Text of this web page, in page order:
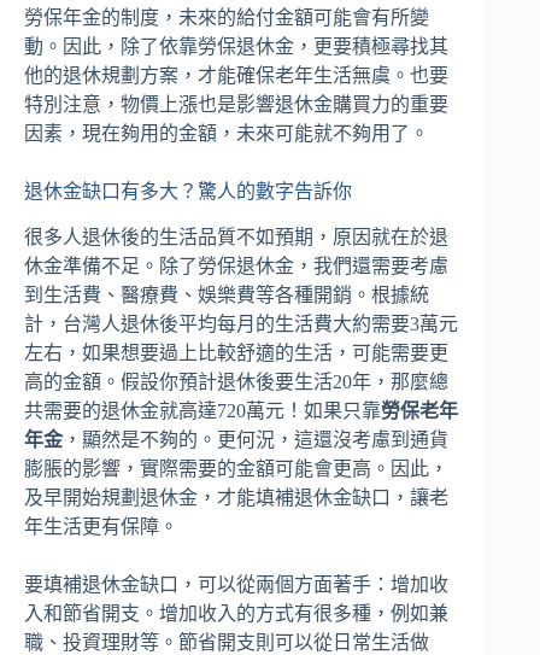
勞保年金的制度，未來的給付金額可能會有所變
動。因此，除了依靠勞保退休金，更要積極尋找其
他的退休規劃方案，才能確保老年生活無虞。也要
特別注意，物價上漲也是影響退休金購買力的重要
因素，現在夠用的金額，未來可能就不夠用了。
退休金缺口有多大？驚人的數字告訴你
很多人退休後的生活品質不如預期，原因就在於退
休金準備不足。除了勞保退休金，我們還需要考慮
到生活費、醫療費、娛樂費等各種開銷。根據統
計，台灣人退休後平均每月的生活費大約需要3萬元
左右，如果想要過上比較舒適的生活，可能需要更
高的金額。假設你預計退休後要生活20年，那麼總
共需要的退休金就高達720萬元！如果只靠勞保老年
年金 ，顯然是不夠的。更何況，這還沒考慮到通貨
膨脹的影響，實際需要的金額可能會更高。因此，
及早開始規劃退休金，才能填補退休金缺口，讓老
年生活更有保障。
要填補退休金缺口，可以從兩個方面著手：增加收
入和節省開支。增加收入的方式有很多種，例如兼
職、投資理財等。節省開支則可以從日常生活做